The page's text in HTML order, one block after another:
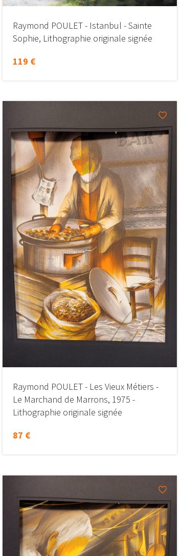
Raymond POULET - Istanbul - Sainte
Sophie, Lithographie originale signée
119 €
Raymond POULET - Les Vieux Métiers -
Le Marchand de Marrons, 1975 -
Lithographie originale signée
87 €